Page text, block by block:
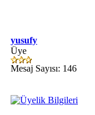
yusufy
Üye
Mesaj Sayısı: 146